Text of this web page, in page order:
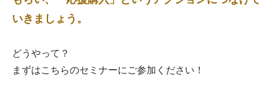
いきましょう。
どうやって？
まずはこちらのセミナーにご参加ください！